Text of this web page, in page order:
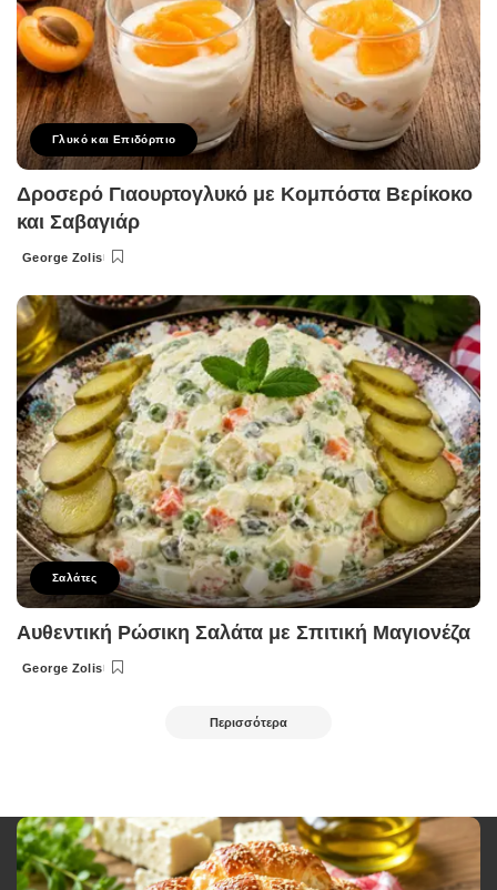
Γλυκό και Επιδόρπιο
Δροσερό Γιαουρτογλυκό με Κομπόστα Βερίκοκο
και Σαβαγιάρ
Posted
George Zolis
Σαλάτες
Αυθεντική Ρώσικη Σαλάτα με Σπιτική Μαγιονέζα
Posted
George Zolis
Περισσότερα